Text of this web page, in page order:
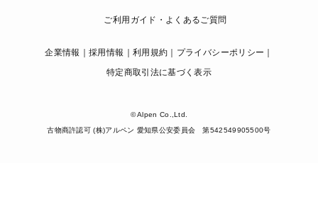
ご利用ガイド・よくあるご質問
企業情報 採用情報 利用規約
プライバシーポリシー
特定商取引法に基づく表示
© Alpen Co.,Ltd.
古物商許認可 (株)アルペン 愛知県公安委員会 第542549905500号